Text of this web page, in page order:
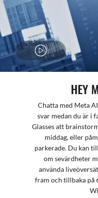
HEY
Chatta med Meta
svar medan du är i
Glasses att
middag, eller
parkerade. Du kan
om sevärdheter
använda
fram och tillbaka på